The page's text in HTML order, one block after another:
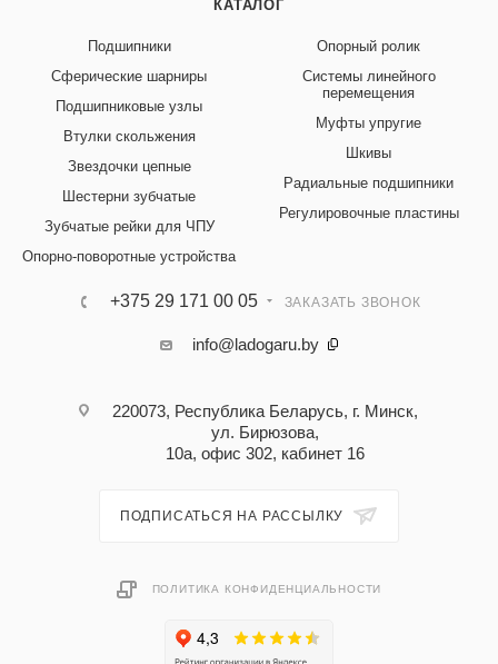
КАТАЛОГ
Подшипники
Сферические шарниры
Подшипниковые узлы
Втулки скольжения
Звездочки цепные
Шестерни зубчатые
Зубчатые рейки для ЧПУ
Опорно-поворотные устройства
Опорный ролик
Системы линейного
перемещения
Муфты упругие
Шкивы
Радиальные подшипники
Регулировочные пластины
+375 29 171 00 05 ЗАКАЗАТЬ ЗВОНОК
info@ladogaru.by
220073, Республика Беларусь, г. Минск,
ул. Бирюзова,
10а, офис 302, кабинет 16
ПОДПИСАТЬСЯ НА РАССЫЛКУ
ПОЛИТИКА КОНФИДЕНЦИАЛЬНОСТИ